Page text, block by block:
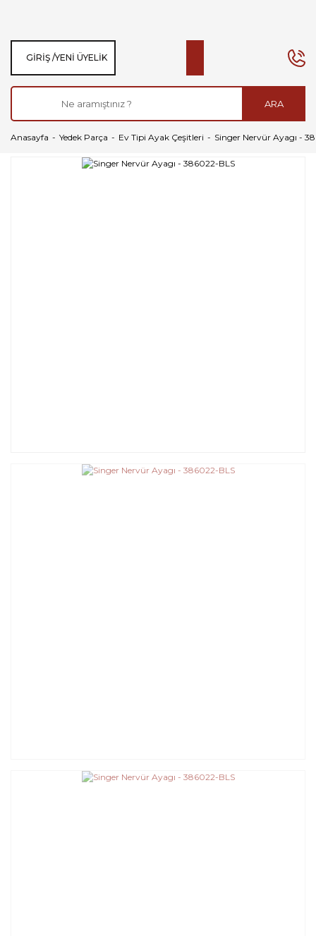
ARA
GIRIŞ /YENI ÜYELIK
Anasayfa Yedek Parça Ev Tipi Ayak Çeşitleri Singer Nervür Ayagı -